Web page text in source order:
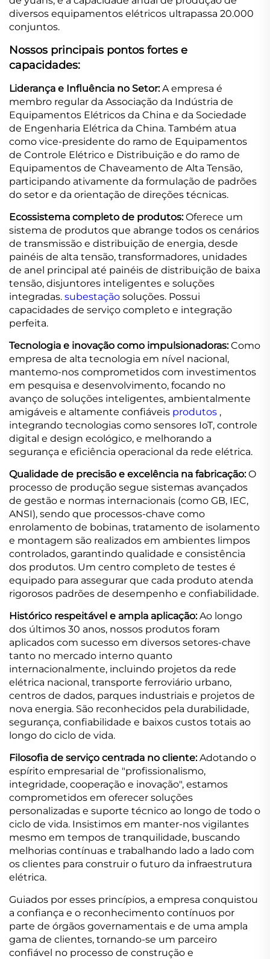
diversos equipamentos elétricos ultrapassa 20.000
conjuntos.
Nossos principais pontos fortes e
capacidades:
Liderança e Influência no Setor:A empresa é
membro regular da Associação da Indústria de
Equipamentos Elétricos da China e da Sociedade
de Engenharia Elétrica da China. Também atua
como vice-presidente do ramo de Equipamentos
de Controle Elétrico e Distribuição e do ramo de
Equipamentos de Chaveamento de Alta Tensão,
participando ativamente da formulação de padrões
do setor e da orientação de direções técnicas.
Ecossistema completo de produtos:Oferece um
sistema de produtos que abrange todos os cenários
de transmissão e distribuição de energia, desde
painéis de alta tensão, transformadores, unidades
de anel principal até painéis de distribuição de baixa
tensão, disjuntores inteligentes e soluções
integradas. subestação soluções. Possui
capacidades de serviço completo e integração
perfeita.
Tecnologia e inovação como impulsionadoras:Como
empresa de alta tecnologia em nível nacional,
mantemo-nos comprometidos com investimentos
em pesquisa e desenvolvimento, focando no
avanço de soluções inteligentes, ambientalmente
amigáveis e altamente confiáveis produtos ,
integrando tecnologias como sensores IoT, controle
digital e design ecológico, e melhorando a
segurança e eficiência operacional da rede elétrica.
Qualidade de precisão e excelência na fabricação:O
processo de produção segue sistemas avançados
de gestão e normas internacionais (como GB, IEC,
ANSI), sendo que processos-chave como
enrolamento de bobinas, tratamento de isolamento
e montagem são realizados em ambientes limpos
controlados, garantindo qualidade e consistência
dos produtos. Um centro completo de testes é
equipado para assegurar que cada produto atenda
rigorosos padrões de desempenho e confiabilidade.
Histórico respeitável e ampla aplicação:Ao longo
dos últimos 30 anos, nossos produtos foram
aplicados com sucesso em diversos setores-chave
tanto no mercado interno quanto
internacionalmente, incluindo projetos da rede
elétrica nacional, transporte ferroviário urbano,
centros de dados, parques industriais e projetos de
nova energia. São reconhecidos pela durabilidade,
segurança, confiabilidade e baixos custos totais ao
longo do ciclo de vida.
Filosofia de serviço centrada no cliente:Adotando o
espírito empresarial de "profissionalismo,
integridade, cooperação e inovação", estamos
comprometidos em oferecer soluções
personalizadas e suporte técnico ao longo de todo o
ciclo de vida. Insistimos em manter-nos vigilantes
mesmo em tempos de tranquilidade, buscando
melhorias contínuas e trabalhando lado a lado com
os clientes para construir o futuro da infraestrutura
elétrica.
Guiados por esses princípios, a empresa conquistou
a confiança e o reconhecimento contínuos por
parte de órgãos governamentais e de uma ampla
gama de clientes, tornando-se um parceiro
confiável no processo de construção e